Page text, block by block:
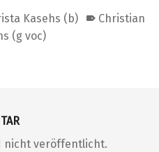
Kasehs (b)
Christian
(g voc)
nicht veröffentlicht.